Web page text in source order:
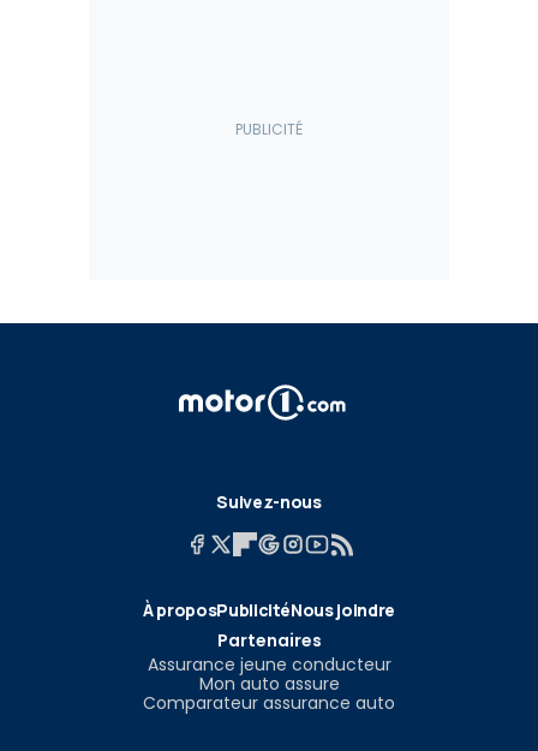
Suivez-nous
À proposPublicitéNous joindre
Partenaires
Assurance jeune conducteur
Mon auto assure
Comparateur assurance auto